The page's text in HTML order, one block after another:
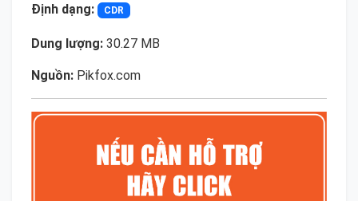
Định dạng: CDR
Dung lượng: 30.27 MB
Nguồn: Pikfox.com